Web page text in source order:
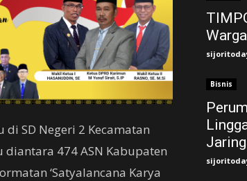
di SD Negeri 2 Kecamatan
474 ASN Kabupaten
‘Satyalancana Karya
Bisnis